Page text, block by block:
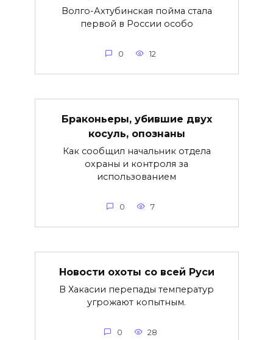
Волго-Ахтубинская пойма стала
первой в России особо
0 12
Браконьеры, убившие двух
косуль, опознаны
Как сообщил начальник отдела
охраны и контроля за
использованием
0 7
Новости охоты со всей Руси
В Хакасии перепады температур
угрожают копытным.
0 28